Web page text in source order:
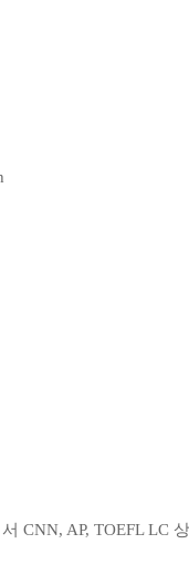
CNN, AP, TOEFL LC 상